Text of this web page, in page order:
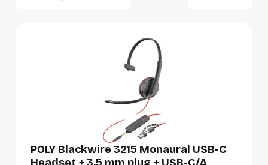
Duurste eerst
POLY Blackwire 3215 Monaural USB-C